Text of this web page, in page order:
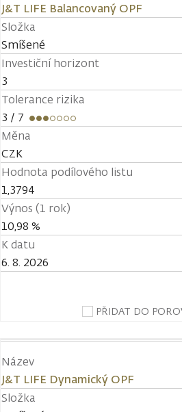
J&T LIFE Balancovaný OPF
Složka
Smíšené
Investiční horizont
3
Tolerance rizika
3 / 7
Měna
CZK
Hodnota podílového listu
1,3794
Výnos (1 rok)
10,98 %
K datu
6. 8. 2026
PŘIDAT DO
Název
J&T LIFE Dynamický OPF
Složka